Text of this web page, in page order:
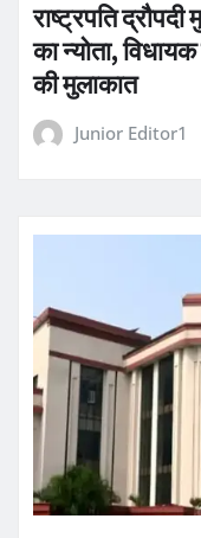
राष्ट्रपति
का न्योता,
की मुलाकात
Junior Editor1